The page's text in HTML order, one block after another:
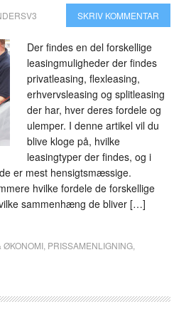
SKRIV KOMMENTAR
Der findes en del forskellige
leasingmuligheder der findes
privatleasing, flexleasing,
erhvervsleasing og splitleasing
der har, hver deres fordele og
ulemper. I denne artikel vil du
blive kloge på, hvilke
leasingtyper der findes, og i
er mest hensigtsmæssige.
hvilke fordele de forskellige
sammenhæng de bliver […]
ØKONOMI, PRISSAMENLIGNING,